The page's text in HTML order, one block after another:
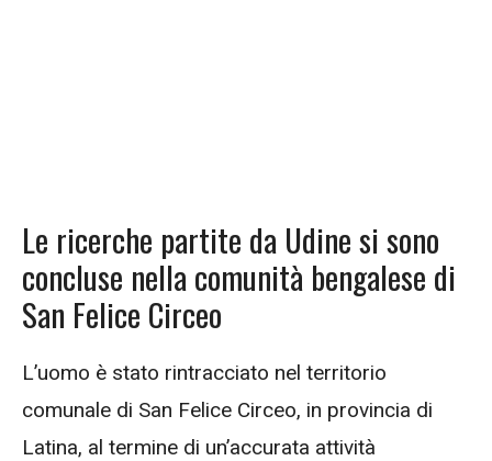
Le ricerche partite da Udine si sono
concluse nella comunità bengalese di
San Felice Circeo
L’uomo è stato rintracciato nel territorio
comunale di San Felice Circeo, in provincia di
Latina, al termine di un’accurata attività